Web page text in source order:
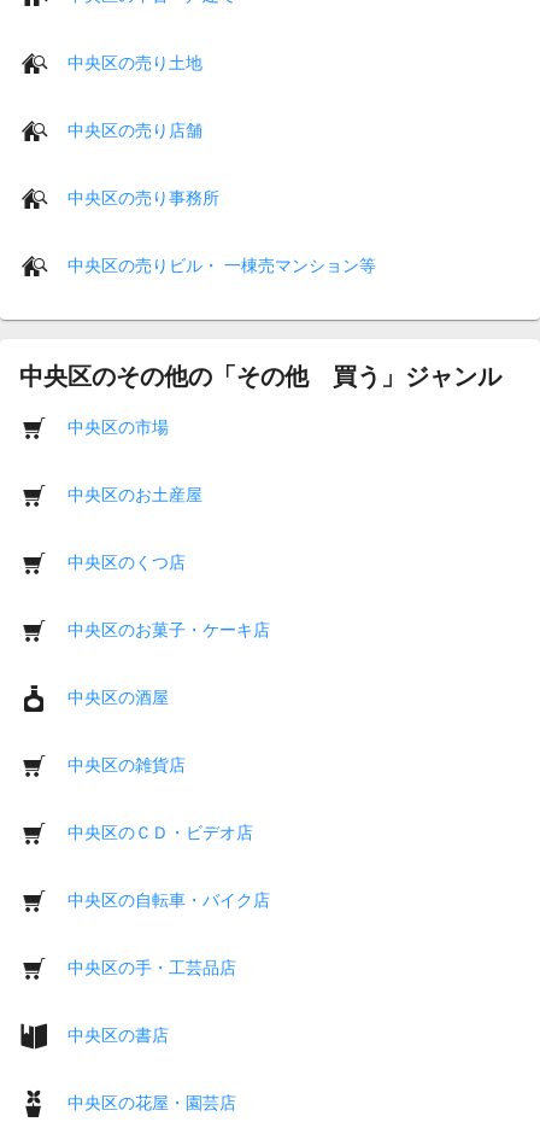
中央区の売り土地
中央区の売り店舗
中央区の売り事務所
中央区の売りビル・ 一棟売マンション等
中央区のその他の「その他 買う」ジャンル
中央区の市場
中央区のお土産屋
中央区のくつ店
中央区のお菓子・ケーキ店
中央区の酒屋
中央区の雑貨店
中央区のＣＤ・ビデオ店
中央区の自転車・バイク店
中央区の手・工芸品店
中央区の書店
中央区の花屋・園芸店